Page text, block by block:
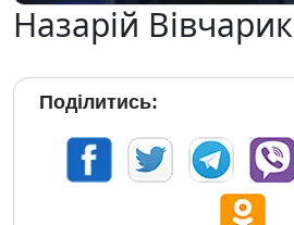
Назарій Вівчарик
Поділитись: